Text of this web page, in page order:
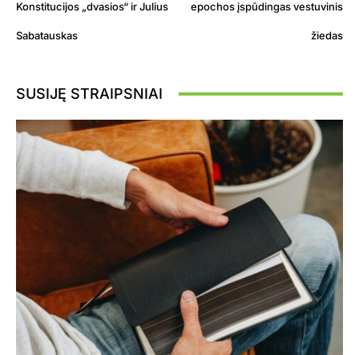
Konstitucijos „dvasios“ ir Julius
Sabatauskas
epochos įspūdingas vestuvinis
žiedas
SUSIJĘ STRAIPSNIAI